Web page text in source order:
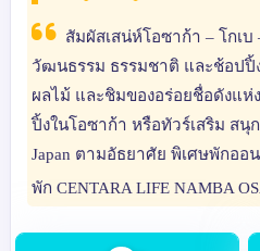
สัมผัสเสน่ห์โอซาก้า – โกเ
วัฒนธรรม ธรรมชาติ และช้อปปิ้
ผลไม้ และชิมของอร่อยชื่อดังแห่
ปิ้งในโอซาก้า หรือทัวร์เสริม สนุ
Japan ตามอัธยาศัย พิเศษพักอ
พัก CENTARA LIFE NAMBA